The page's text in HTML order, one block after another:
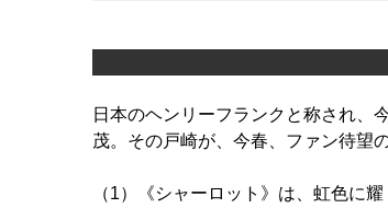
日本のヘンリーフランクと称され、
茂。その戸崎が、今春、ファン待望
（1）《シャーロット》は、虹色に